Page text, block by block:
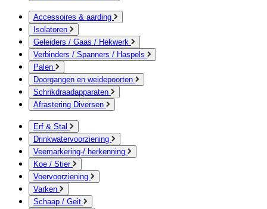
Accessoires & aarding
Isolatoren
Geleiders / Gaas / Hekwerk
Verbinders / Spanners / Haspels
Palen
Doorgangen en weidepoorten
Schrikdraadapparaten
Afrastering Diversen
Erf & Stal
Drinkwatervoorziening
Veemarkering-/ herkenning
Koe / Stier
Voervoorziening
Varken
Schaap / Geit